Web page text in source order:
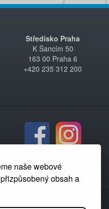
naše webové
obsah a
Středisko Praha
K Šancím 50
163 00 Praha 6
+420 235 312 200
portál